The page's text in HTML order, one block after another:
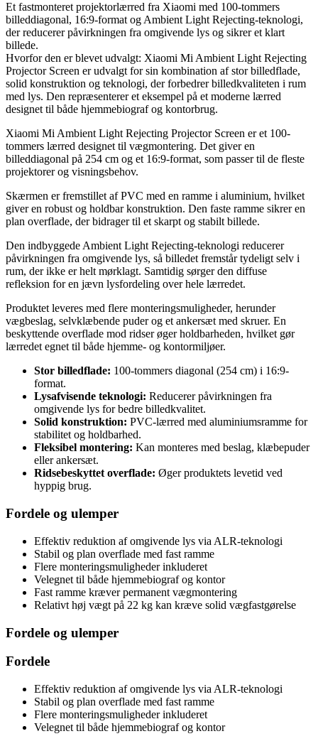
Et fastmonteret projektorlærred fra Xiaomi med 100-tommers
billeddiagonal, 16:9-format og Ambient Light Rejecting-teknologi,
der reducerer påvirkningen fra omgivende lys og sikrer et klart
billede.
Hvorfor den er blevet udvalgt: Xiaomi Mi Ambient Light Rejecting
Projector Screen er udvalgt for sin kombination af stor billedflade,
solid konstruktion og teknologi, der forbedrer billedkvaliteten i rum
med lys. Den repræsenterer et eksempel på et moderne lærred
designet til både hjemmebiograf og kontorbrug.
Xiaomi Mi Ambient Light Rejecting Projector Screen er et 100-
tommers lærred designet til vægmontering. Det giver en
billeddiagonal på 254 cm og et 16:9-format, som passer til de fleste
projektorer og visningsbehov.
Skærmen er fremstillet af PVC med en ramme i aluminium, hvilket
giver en robust og holdbar konstruktion. Den faste ramme sikrer en
plan overflade, der bidrager til et skarpt og stabilt billede.
Den indbyggede Ambient Light Rejecting-teknologi reducerer
påvirkningen fra omgivende lys, så billedet fremstår tydeligt selv i
rum, der ikke er helt mørklagt. Samtidig sørger den diffuse
refleksion for en jævn lysfordeling over hele lærredet.
Produktet leveres med flere monteringsmuligheder, herunder
vægbeslag, selvklæbende puder og et ankersæt med skruer. En
beskyttende overflade mod ridser øger holdbarheden, hvilket gør
lærredet egnet til både hjemme- og kontormiljøer.
Stor billedflade: 100-tommers diagonal (254 cm) i 16:9-
format.
Lysafvisende teknologi: Reducerer påvirkningen fra
omgivende lys for bedre billedkvalitet.
Solid konstruktion: PVC-lærred med aluminiumsramme for
stabilitet og holdbarhed.
Fleksibel montering: Kan monteres med beslag, klæbepuder
eller ankersæt.
Ridsebeskyttet overflade: Øger produktets levetid ved
hyppig brug.
Fordele og ulemper
Effektiv reduktion af omgivende lys via ALR-teknologi
Stabil og plan overflade med fast ramme
Flere monteringsmuligheder inkluderet
Velegnet til både hjemmebiograf og kontor
Fast ramme kræver permanent vægmontering
Relativt høj vægt på 22 kg kan kræve solid vægfastgørelse
Fordele og ulemper
Fordele
Effektiv reduktion af omgivende lys via ALR-teknologi
Stabil og plan overflade med fast ramme
Flere monteringsmuligheder inkluderet
Velegnet til både hjemmebiograf og kontor